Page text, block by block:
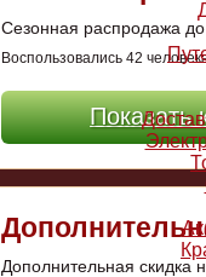
Сезонная распродажа
Воспользовались 42
Показать
Дополнительная скидка